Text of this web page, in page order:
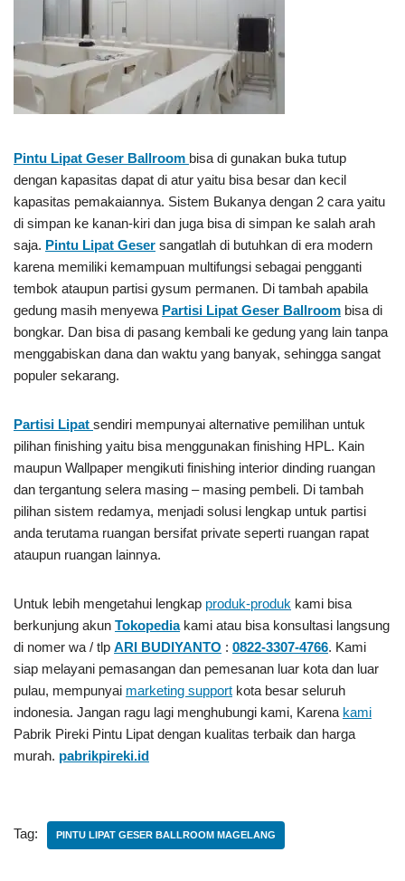
Pintu Lipat Geser Ballroom bisa di gunakan buka tutup
dengan kapasitas dapat di atur yaitu bisa besar dan kecil
kapasitas pemakaiannya. Sistem Bukanya dengan 2 cara yaitu
di simpan ke kanan-kiri dan juga bisa di simpan ke salah arah
saja. Pintu Lipat Geser sangatlah di butuhkan di era modern
karena memiliki kemampuan multifungsi sebagai pengganti
tembok ataupun partisi gysum permanen. Di tambah apabila
gedung masih menyewa Partisi Lipat Geser Ballroom bisa di
bongkar. Dan bisa di pasang kembali ke gedung yang lain tanpa
menggabiskan dana dan waktu yang banyak, sehingga sangat
populer sekarang.
Partisi Lipat sendiri mempunyai alternative pemilihan untuk
pilihan finishing yaitu bisa menggunakan finishing HPL. Kain
maupun Wallpaper mengikuti finishing interior dinding ruangan
dan tergantung selera masing – masing pembeli. Di tambah
pilihan sistem redamya, menjadi solusi lengkap untuk partisi
anda terutama ruangan bersifat private seperti ruangan rapat
ataupun ruangan lainnya.
Untuk lebih mengetahui lengkap produk-produk kami bisa
berkunjung akun Tokopediakami atau bisa konsultasi langsung
di nomer wa / tlp ARI BUDIYANTO : 0822-3307-4766. Kami
siap melayani pemasangan dan pemesanan luar kota dan luar
pulau, mempunyai marketing support kota besar seluruh
indonesia. Jangan ragu lagi menghubungi kami, Karena kami
Pabrik Pireki Pintu Lipat dengan kualitas terbaik dan harga
murah. pabrikpireki.id
Tag: PINTU LIPAT GESER BALLROOM MAGELANG